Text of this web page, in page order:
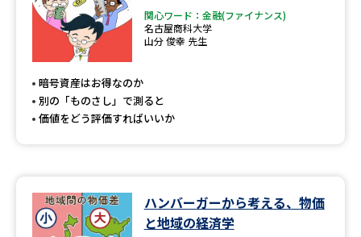
専門学校の資料請求 大学院の資料請求
留学・進学関連、塾・予備校
大学入学共通テスト「受験上の
高等学校（情報）教員資格認定
関心ワード：金融(ファイナンス)
名古屋商科大学
山分 俊幸 先生
暗号資産はお得なのか
別の「ものさし」で測ると
価値をどう評価すればいいか
ハンバーガーから考える、物価
と地域の経済学